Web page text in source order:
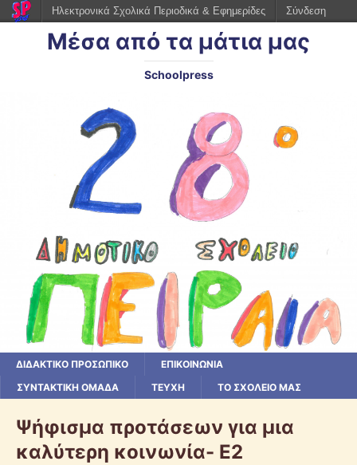
Μέσα από τα μάτια μας
Schoolpress
ΔΙΔΑΚΤΙΚΟ ΠΡΟΣΩΠΙΚΟ
ΕΠΙΚΟΙΝΩΝΙΑ
ΣΥΝΤΑΚΤΙΚΗ ΟΜΑΔΑ
ΤΕΥΧΗ ΤΟ ΣΧΟΛΕΙΟ ΜΑΣ
Ψήφισμα προτάσεων για μια
καλύτερη κοινωνία- Ε2
Ηλεκτρονικά Σχολικά Περιοδικά & Εφημερίδες Σύνδεση